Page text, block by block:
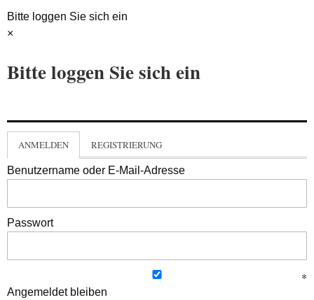
Bitte loggen Sie sich ein
×
Bitte loggen Sie sich ein
ANMELDEN REGISTRIERUNG
Benutzername oder E-Mail-Adresse
Passwort
Angemeldet bleiben